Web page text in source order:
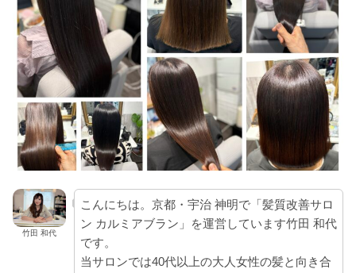
竹田 和代
こんにちは。京都・宇治 神明で「髪質改善サロ
ン カルミアブラン」を運営しています竹田 和代
です。
当サロンでは40代以上の大人女性の髪と向き合